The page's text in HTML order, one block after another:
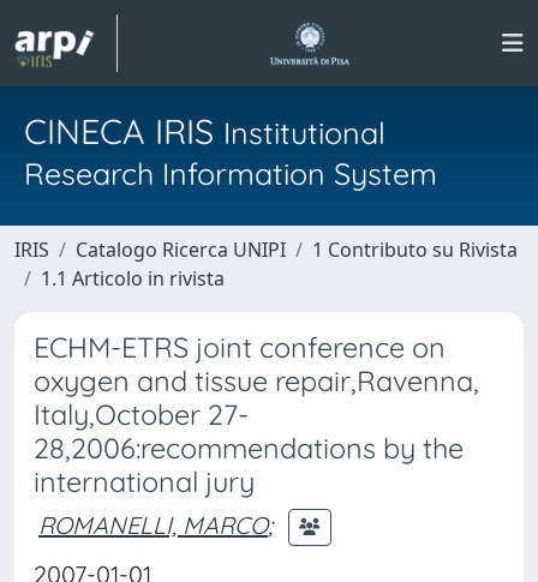
CINECA IRIS Institutional
Research Information System
IRIS Catalogo Ricerca UNIPI
1 Contributo su Rivista
1.1 Articolo in rivista
ECHM-ETRS joint conference on
oxygen and tissue repair,Ravenna,
Italy,October 27-
28,2006:recommendations by the
international jury
ROMANELLI, MARCO;
2007-01-01